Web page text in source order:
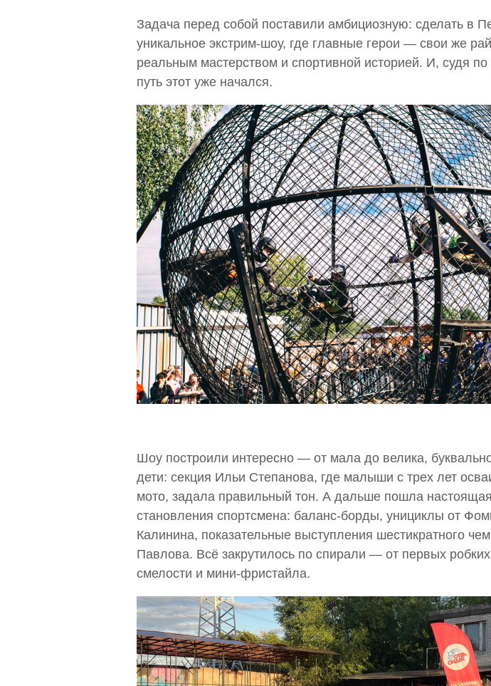
Задача перед собой поставили амбициозную: сделать в
уникальное экстрим-шоу, где главные герои — свои же
реальным мастерством и спортивной историей. И, судя по
путь этот уже начался.
Шоу построили интересно — от мала до велика,
дети: секция Ильи Степанова, где малыши с трех лет
мото, задала правильный тон. А дальше пошла
становления спортсмена: баланс-борды, унициклы от
Калинина, показательные выступления шестикратного
Павлова. Всё закрутилось по спирали — от первых
смелости и мини-фристайла.